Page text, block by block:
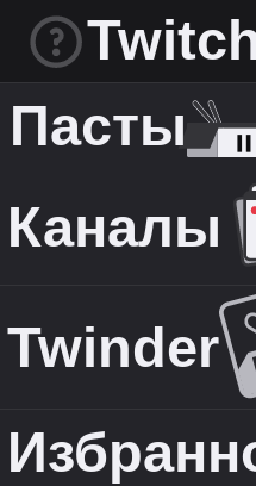
Пасты
Каналы
Twinder